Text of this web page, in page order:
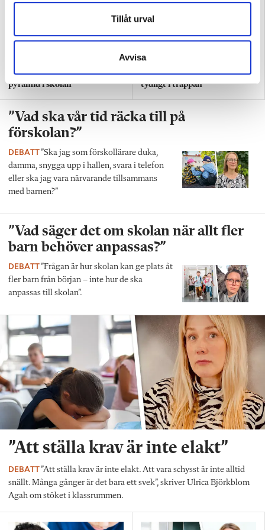
Tillåt urval
Avvisa
Debatt: Nu måste läsförståelse och handskrift prioriteras
Jarnlo: Tyvärr har vi nog bara sett början av läskrisen
”Så bryter vi hatpratets
pyramid i skolan”
”Hur skolan fungerar blir
tydligt i trappan”
”Vad ska vår tid räcka till på
förskolan?”
DEBATT”Ska jag som förskollärare duka,
damma, snygga upp i hallen, svara i telefon
eller ska jag vara närvarande tillsammans
med barnen?”
”Vad säger det om skolan när allt fler
barn behöver anpassas?”
DEBATT”Frågan är hur skolan kan ge plats åt
fler barn från början – inte hur de ska
anpassas till skolan”.
”Att ställa krav är inte elakt”
DEBATT”Att ställa krav är inte elakt. Att vara schysst är inte alltid
snällt. Många gånger är det bara ett svek”, skriver Ulrica Björkblom
Agah om stöket i klassrummen.